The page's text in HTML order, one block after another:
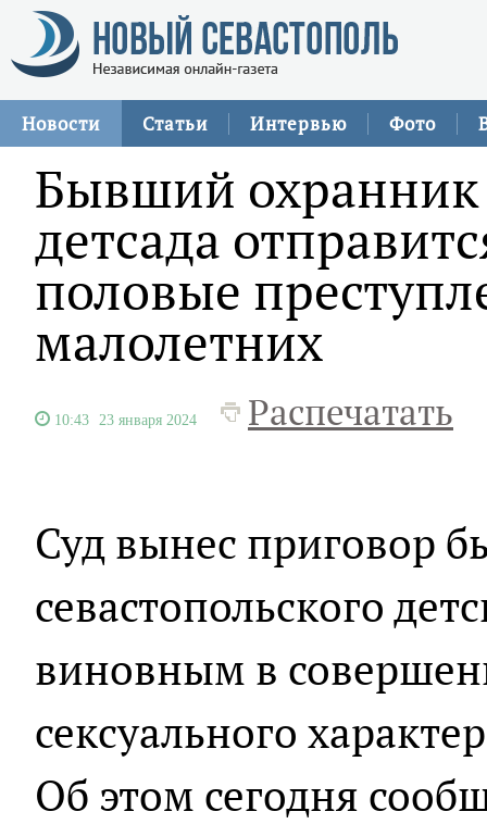
Новости Статьи Интервью Фото
Бывший охранник
детсада
половые
малолетних
10:43 23 января 2024 Распечатать
Суд вынес приговор
севастопольского
виновным в
сексуального
Об этом сегодня